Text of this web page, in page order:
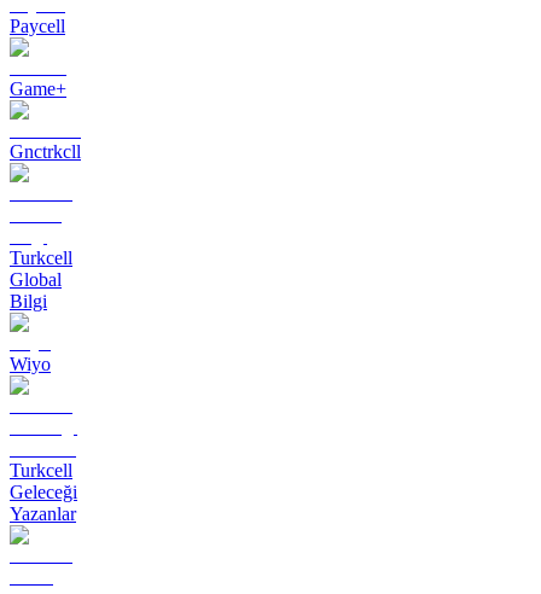
Paycell
Game+
Gnctrkcll
Turkcell
Global
Bilgi
Wiyo
Turkcell
Geleceği
Yazanlar